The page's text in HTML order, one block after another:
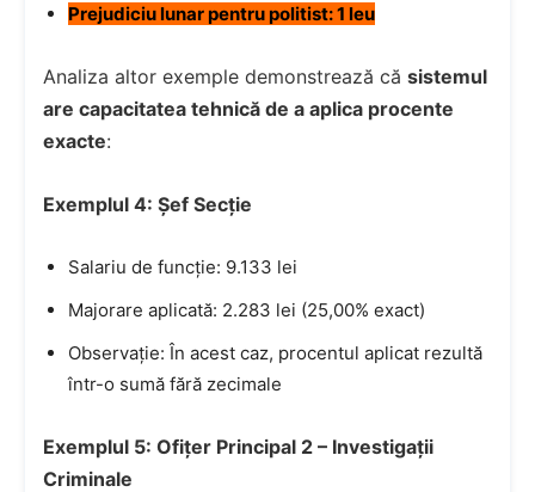
Prejudiciu lunar pentru politist: 1 leu
Analiza altor exemple demonstrează că sistemul
are capacitatea tehnică de a aplica procente
exacte:
Exemplul 4: Șef Secție
Salariu de funcție: 9.133 lei
Majorare aplicată: 2.283 lei (25,00% exact)
Observație: În acest caz, procentul aplicat rezultă
într-o sumă fără zecimale
Exemplul 5: Ofițer Principal 2 – Investigații
Criminale